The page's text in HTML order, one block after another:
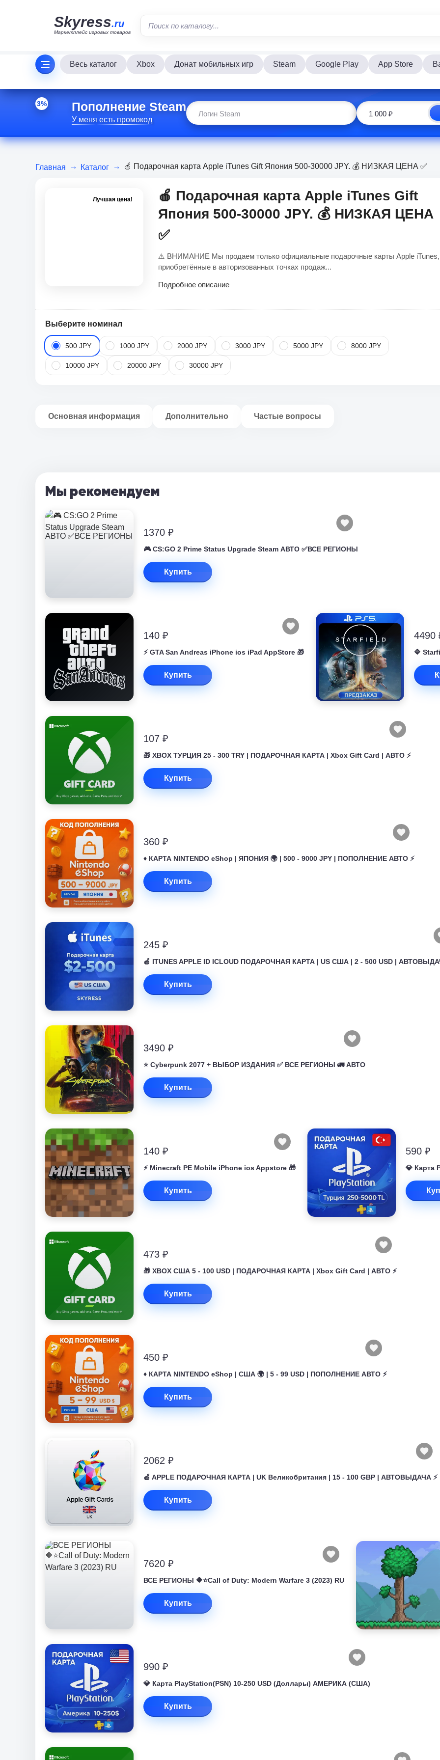
Skyress.ru
Маркетплейс игровых товаров
Весь каталог Xbox Донат мобильных игр Steam Google Play App Store
3% Пополнение Steam
У меня есть промокод
Главная Каталог 🍎 Подарочная карта Apple iTunes Gift Япония 500-30000 JPY. 💰 НИЗКАЯ ЦЕНА ✅
Лучшая цена!
🍎 Подарочная карта Apple iTunes Gift
Япония 500-30000 JPY. 💰 НИЗКАЯ ЦЕНА
✅
⚠️ ВНИМАНИЕ Мы продаем только официальные подарочные карты Apple iTunes,
приобретённые в авторизованных точках продаж...
Подробное описание
Выберите номинал
500 JPY 1000 JPY 2000 JPY 3000 JPY 5000 JPY 8000 JPY
10000 JPY 20000 JPY 30000 JPY
Основная информация Дополнительно Частые вопросы
Мы рекомендуем
1370 ₽
🎮 CS:GO 2 Prime Status Upgrade Steam АВТО ✅ВСЕ РЕГИОНЫ
Купить
140 ₽
⚡️ GTA San Andreas iPhone ios iPad AppStore 🎁
Купить
4490
🔷
107 ₽
🎁 XBOX ТУРЦИЯ 25 - 300 TRY | ПОДАРОЧНАЯ КАРТА | Xbox Gift Card | АВТО ⚡
Купить
360 ₽
♦️ КАРТА NINTENDO eShop | ЯПОНИЯ 🌍 | 500 - 9000 JPY | ПОПОЛНЕНИЕ АВТО ⚡
Купить
245 ₽
🍎 ITUNES APPLE ID ICLOUD ПОДАРОЧНАЯ КАРТА | US США | 2 - 500 USD |
Купить
3490 ₽
⭐ Cyberpunk 2077 + ВЫБОР ИЗДАНИЯ ✅ ВСЕ РЕГИОНЫ 🚛 АВТО
Купить
140 ₽
⚡️ Minecraft PE Mobile iPhone ios Appstore 🎁
Купить
590 ₽
💎 Карта
473 ₽
🎁 XBOX США 5 - 100 USD | ПОДАРОЧНАЯ КАРТА | Xbox Gift Card | АВТО ⚡
Купить
450 ₽
♦️ КАРТА NINTENDO eShop | США 🌍 | 5 - 99 USD | ПОПОЛНЕНИЕ АВТО ⚡
Купить
2062 ₽
🍎 APPLE ПОДАРОЧНАЯ КАРТА | UK Великобритания | 15 - 100 GBP | АВТОВЫДАЧА ⚡️
Купить
7620 ₽
ВСЕ РЕГИОНЫ 🔶⭐Call of Duty: Modern Warfare 3 (2023) RU
Купить
990 ₽
💎 Карта PlayStation(PSN) 10-250 USD (Доллары) АМЕРИКА (США)
Купить